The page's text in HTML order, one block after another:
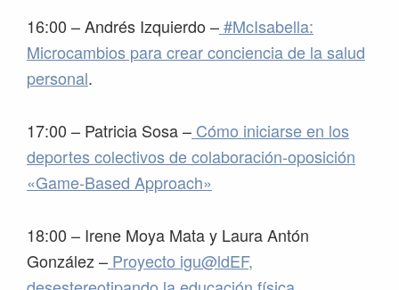
16:00 – Andrés Izquierdo –#McIsabella:
Microcambios para crear conciencia de la salud
personal.
17:00 – Patricia Sosa – Cómo iniciarse en los
deportes colectivos de colaboración-oposición
«Game-Based Approach»
18:00 – Irene Moya Mata y Laura Antón
González – Proyecto igu@ldEF,